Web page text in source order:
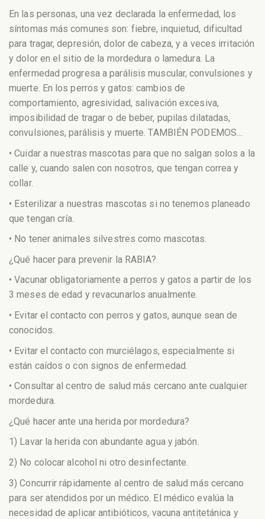
En las personas, una vez declarada la enfermedad, los
síntomas más comunes son: fiebre, inquietud, dificultad
para tragar, depresión, dolor de cabeza, y a veces irritación
y dolor en el sitio de la mordedura o lamedura. La
enfermedad progresa a parálisis muscular, convulsiones y
muerte. En los perros y gatos: cambios de
comportamiento, agresividad, salivación excesiva,
imposibilidad de tragar o de beber, pupilas dilatadas,
convulsiones, parálisis y muerte. TAMBIÉN PODEMOS…
• Cuidar a nuestras mascotas para que no salgan solos a la
calle y, cuando salen con nosotros, que tengan correa y
collar.
• Esterilizar a nuestras mascotas si no tenemos planeado
que tengan cría.
• No tener animales silvestres como mascotas.
¿Qué hacer para prevenir la RABIA?
• Vacunar obligatoriamente a perros y gatos a partir de los
3 meses de edad y revacunarlos anualmente.
• Evitar el contacto con perros y gatos, aunque sean de
conocidos.
• Evitar el contacto con murciélagos, especialmente si
están caídos o con signos de enfermedad.
• Consultar al centro de salud más cercano ante cualquier
mordedura.
¿Qué hacer ante una herida por mordedura?
1) Lavar la herida con abundante agua y jabón.
2) No colocar alcohol ni otro desinfectante.
3) Concurrir rápidamente al centro de salud más cercano
para ser atendidos por un médico. El médico evalúa la
necesidad de aplicar antibióticos, vacuna antitetánica y